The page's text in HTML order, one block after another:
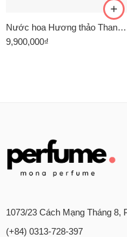
Nước hoa Hương thảo Thanh lịch và Quyến rũ
9,900,000₫
1073/23 Cách Mạng Tháng 8,
(+84) 0313-728-397